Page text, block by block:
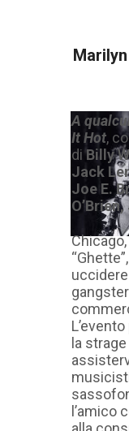
A
It Hot,
diBilly
Jack
Joe E.
la
l’amico